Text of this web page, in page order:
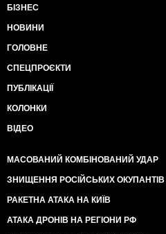
БІЗНЕС
НОВИНИ
ГОЛОВНЕ
СПЕЦПРОЄКТИ
ПУБЛІКАЦІЇ
КОЛОНКИ
ВІДЕО
МАСОВАНИЙ КОМБІНОВАНИЙ УДАР
ЗНИЩЕННЯ РОСІЙСЬКИХ ОКУПАНТІВ
РАКЕТНА АТАКА НА КИЇВ
АТАКА ДРОНІВ НА РЕГІОНИ РФ